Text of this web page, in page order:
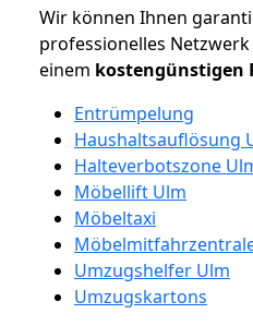
Wir können Ihnen
professionelles
einem kostengünstigen
Entrümpelung
Haushaltsauflösung
Halteverbotszone
Möbellift Ulm
Möbeltaxi
Umzugshelfer Ulm
Umzugskartons